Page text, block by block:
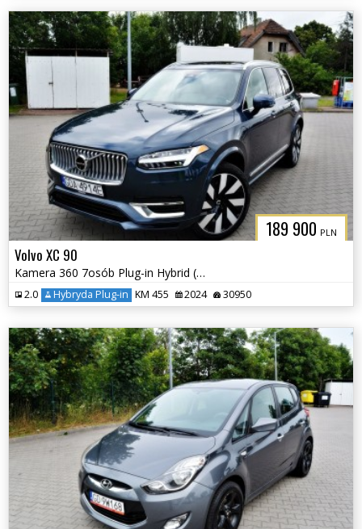
189 900 PLN
Volvo XC 90
Kamera 360 7osób Plug-in Hybrid (Recharge) Elektryczna Klapa
2.0 Hybryda Plug-in KM 455 2024 30950